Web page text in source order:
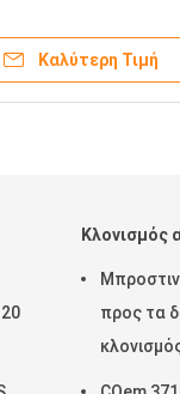
Καλύτερη Τιμή
Κλονισμός
προς τα